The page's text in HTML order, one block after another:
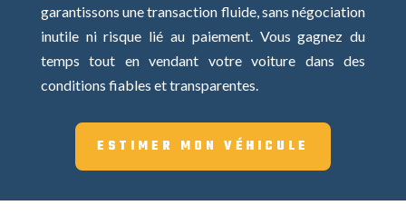
garantissons une transaction fluide, sans négociation
inutile ni risque lié au paiement. Vous gagnez du
temps tout en vendant votre voiture dans des
conditions fiables et transparentes.
ESTIMER MON VÉHICULE